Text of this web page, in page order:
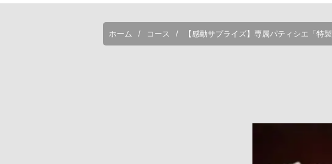
ホーム コース 【感動サプライズ】専属パティシエ「